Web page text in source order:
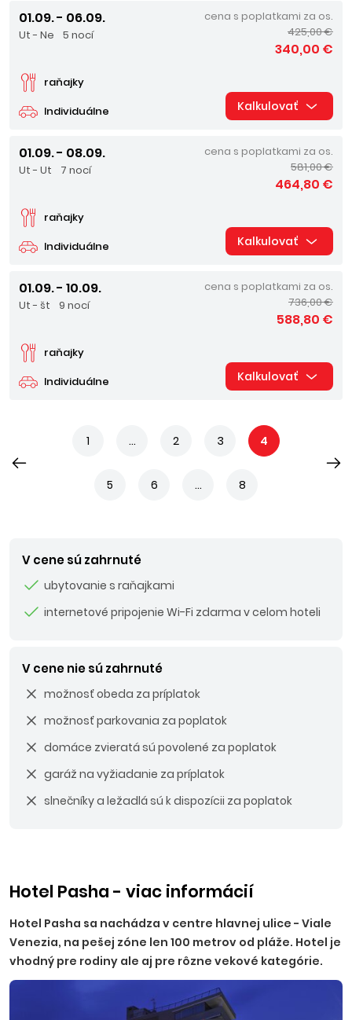
01.09. - 06.09.
Ut - Ne 5 nocí
Individuálne
raňajky
cena s poplatkami za os.
425,00 €
340,00 €
Kalkulovať
01.09. - 08.09.
Ut - Ut 7 nocí
Individuálne
raňajky
cena s poplatkami za os.
581,00 €
464,80 €
Kalkulovať
01.09. - 10.09.
Ut - št 9 nocí
Individuálne
raňajky
cena s poplatkami za os.
736,00 €
588,80 €
Kalkulovať
1 ... 2 3 4
5 6 ... 8
V cene sú zahrnuté
ubytovanie s raňajkami
internetové pripojenie Wi-Fi zdarma v celom hoteli
V cene nie sú zahrnuté
možnosť obeda za príplatok
možnosť parkovania za poplatok
domáce zvieratá sú povolené za poplatok
garáž na vyžiadanie za príplatok
slnečníky a ležadlá sú k dispozícii za poplatok
Hotel Pasha - viac informácií
Hotel Pasha sa nachádza v centre hlavnej ulice - Viale
Venezia, na pešej zóne len 100 metrov od pláže. Hotel je
vhodný pre rodiny ale aj pre rôzne vekové kategórie.